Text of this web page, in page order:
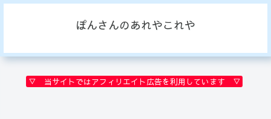
ぽんさんのあれやこれや
▽ 当サイトではアフィリエイト広告を利用しています ▽